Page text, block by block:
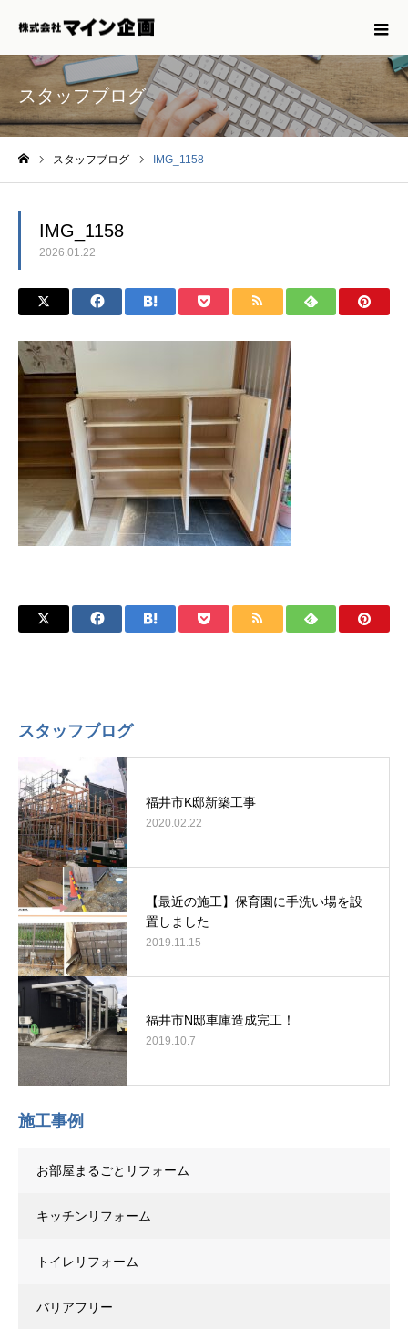
スタッフブログ
スタッフブログ IMG_1158
IMG_1158
2026.01.22
スタッフブログ
福井市K邸新築工事
2020.02.22
【最近の施工】保育園に手洗い場を設
置しました
2019.11.15
福井市N邸車庫造成完工！
2019.10.7
施工事例
お部屋まるごとリフォーム
キッチンリフォーム
トイレリフォーム
バリアフリー